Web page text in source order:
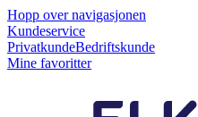
Hopp over navigasjonen
Kundeservice
PrivatkundeBedriftskunde
Mine favoritter